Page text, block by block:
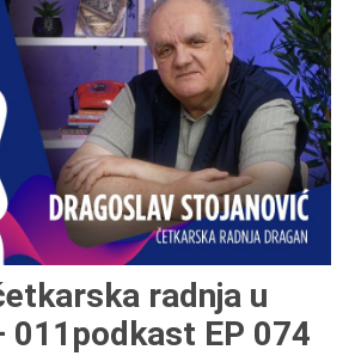
radnja u
011podkast EP 074